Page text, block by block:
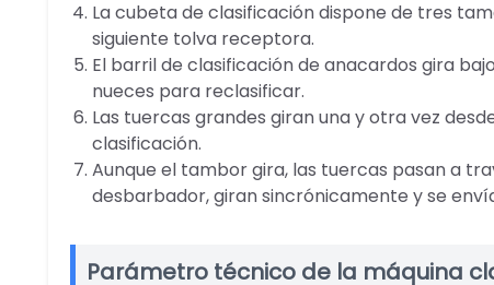
La cubeta de clasificación dispone de tres
siguiente tolva receptora.
El barril de clasificación de anacardos gira
nueces para reclasificar.
Las tuercas grandes giran una y otra vez
clasificación.
Aunque el tambor gira, las tuercas pasan a
desbarbador, giran sincrónicamente y se
Parámetro técnico de la máquina